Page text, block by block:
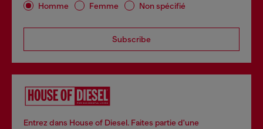
Homme Femme Non spécifié
Subscribe
Entrez dans House of Diesel. Faites partie d'une